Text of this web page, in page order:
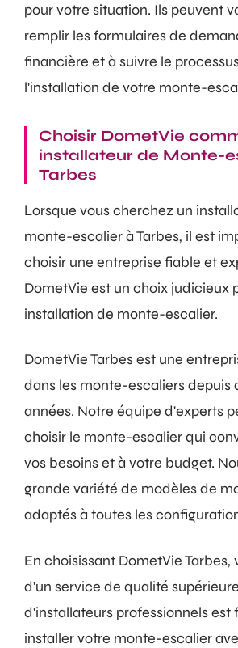
pour votre situation. Ils peuvent
remplir les formulaires de
financière et à suivre le
l'installation de votre monte-
Choisir DometVie
installateur de Monte-
Tarbes
Lorsque vous cherchez un
monte-escalier à Tarbes, il est
choisir une entreprise fiable et
DometVie est un choix judicieux
installation de monte-escalier.
DometVie Tarbes est une
dans les monte-escaliers depuis
années. Notre équipe d'experts
choisir le monte-escalier qui
vos besoins et à votre budget.
grande variété de modèles de
adaptés à toutes les
En choisissant DometVie
d'un service de qualité
d'installateurs professionnels est
installer votre monte-escalier